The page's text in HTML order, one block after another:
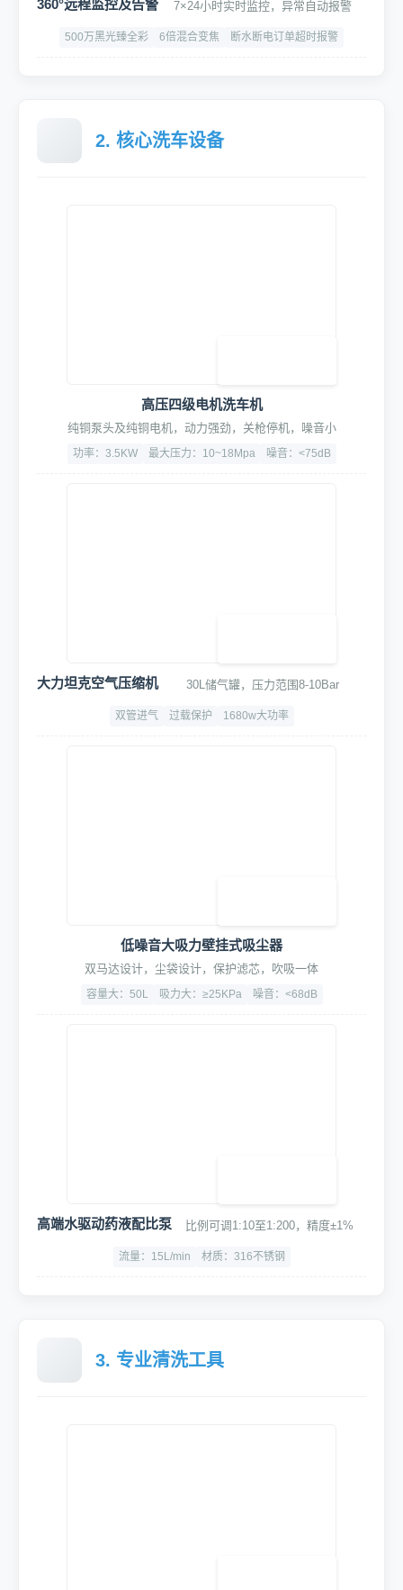
360°远程监控及告警 7×24小时实时监控，异常自动报警
500万黑光臻全彩 6倍混合变焦 断水断电订单超时报警
2. 核心洗车设备
高压四级电机洗车机
纯铜泵头及纯铜电机，动力强劲，关枪停机，噪音小
功率：3.5KW 最大压力：10~18Mpa 噪音：<75dB
大力坦克空气压缩机 30L储气罐，压力范围8-10Bar
双管进气 过载保护 1680w大功率
低噪音大吸力壁挂式吸尘器
双马达设计，尘袋设计，保护滤芯，吹吸一体
容量大：50L 吸力大：≥25KPa 噪音：<68dB
高端水驱动药液配比泵 比例可调1:10至1:200，精度±1%
流量：15L/min 材质：316不锈钢
3. 专业清洗工具